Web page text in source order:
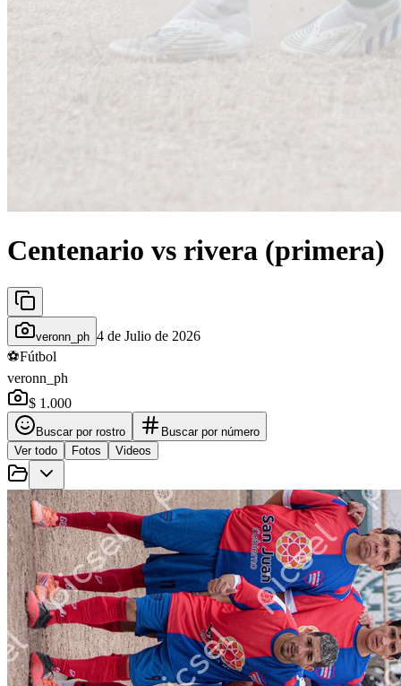
Centenario vs rivera (primera)
veronn_ph 4 de Julio de 2026
⚽Fútbol
veronn_ph
$ 1.000
Buscar por rostro
Buscar por número
Ver todo
Fotos Videos